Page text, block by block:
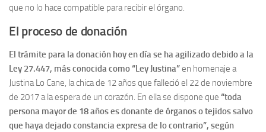
que no lo hace compatible para recibir el órgano.
El proceso de donación
El trámite para la donación hoy en día se ha agilizado debido a la
Ley 27.447, más conocida como “Ley Justina”en homenaje a
Justina Lo Cane, la chica de 12 años que falleció el 22 de noviembre
de 2017 a la espera de un corazón. En ella se dispone que “toda
persona mayor de 18 años es donante de órganos o tejidos salvo
que haya dejado constancia expresa de lo contrario”, según